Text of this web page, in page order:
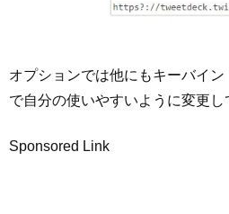
オプションでは他にもキーバイ
で自分の使いやすいように変更し
Sponsored Link